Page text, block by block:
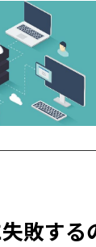
敗す